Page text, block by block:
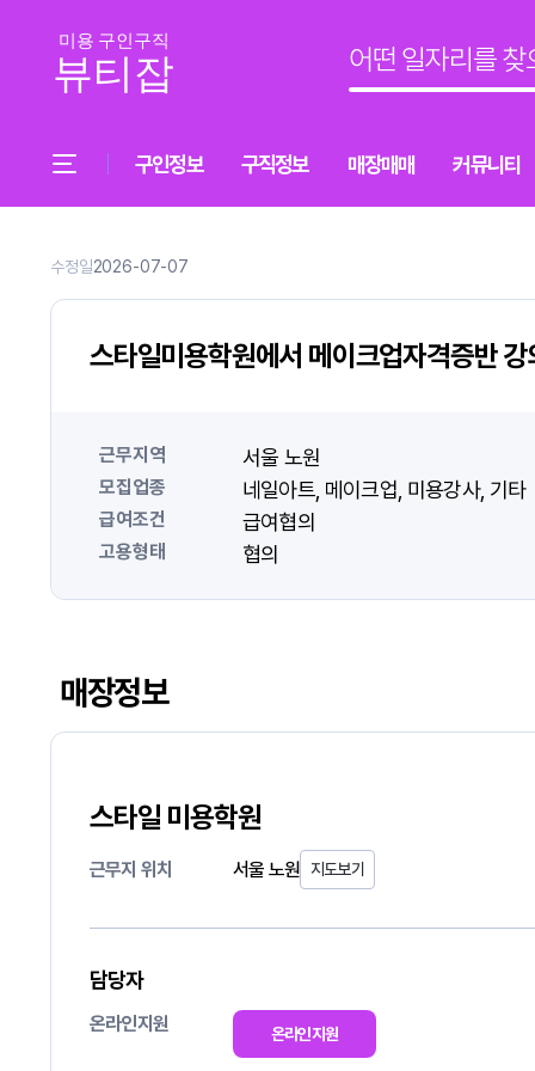
구인정보 구직정보 매장매매 커뮤니티
수정일2026-07-07
스타일미용학원에서 메이크업자격증반
근무지역 서울 노원
모집업종 네일아트 메이크업 미용강사 기타
급여조건 급여협의
고용형태 협의
매장정보
스타일 미용학원
근무지 위치 서울 노원 지도보기
담당자
온라인지원 온라인지원